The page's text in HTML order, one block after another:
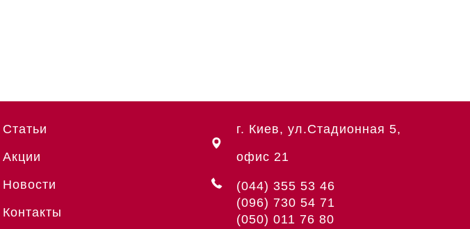
Статьи
Акции
Новости
Контакты
г. Киев, ул.Стадионная 5,
офис 21
(044) 355 53 46
(096) 730 54 71
(050) 011 76 80